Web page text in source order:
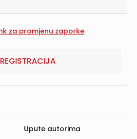
REGISTRACIJA
Upute autorima